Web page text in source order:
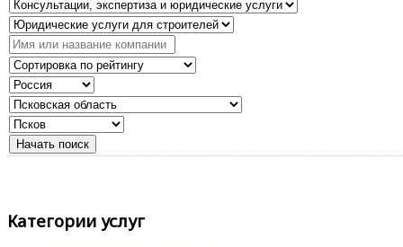
Категории услуг